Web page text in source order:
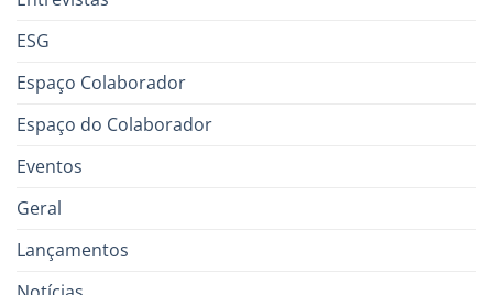
ESG
Espaço Colaborador
Espaço do Colaborador
Eventos
Geral
Lançamentos